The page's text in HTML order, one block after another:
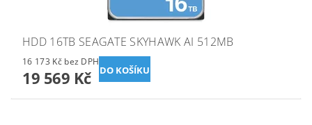
HDD 16TB SEAGATE SKYHAWK AI 512MB
16 173 Kč bez DPH
19 569 Kč